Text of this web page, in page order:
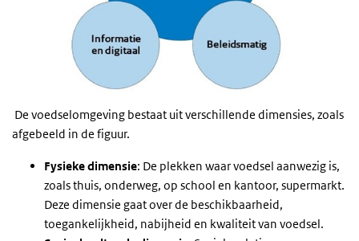
De voedselomgeving bestaat uit verschillende dimensies, zoals
afgebeeld in de figuur.
Fysieke dimensie: De plekken waar voedsel aanwezig is,
zoals thuis, onderweg, op school en kantoor, supermarkt.
Deze dimensie gaat over de beschikbaarheid,
toegankelijkheid, nabijheid en kwaliteit van voedsel.